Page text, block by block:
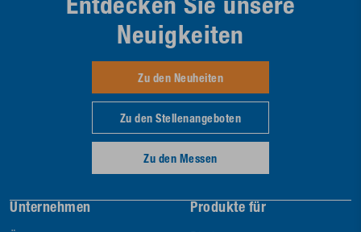
Unternehmen Produkte für
Entdecken Sie unsere
Neuigkeiten
Zu den Neuheiten
Zu den Stellenangeboten
Zu den Messen